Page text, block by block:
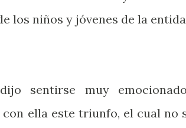
los niños y jóvenes de la
sentirse muy
ella este triunfo, el cual no